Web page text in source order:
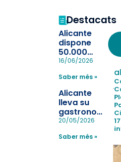
Destacats
Alicante
dispone
50.000
pulseras
la
pérdida de
en las
playas y
realiza con
éxito un
simulacro de
16/06/2026
Saber més »
Alicante
lleva su
gastronomía
a Madrid
reforzar el
20/05/2026
Saber més »